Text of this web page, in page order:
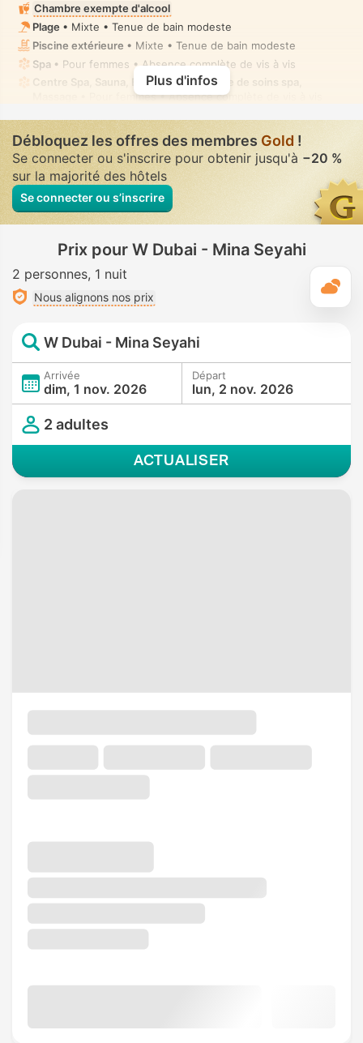
Chambre exempte d'alcool
Plage • Mixte • Tenue de bain modeste
Piscine extérieure • Mixte • Tenue de bain modeste
Spa • Pour femmes • Absence complète de vis à vis
Centre Spa, Sauna, Bain de vapeur, Salle de soins spa,
• Pour femmes • Absence complète de vis à vis
Plus d'infos
Débloquez les offres des membres Gold !
Se connecter ou s'inscrire pour obtenir jusqu'à −20 %
sur la majorité des hôtels
Se connecter ou s’inscrire
Prix pour W Dubai - Mina Seyahi
2 personnes 1 nuit
Nous alignons nos prix
W Dubai - Mina Seyahi
Arrivée
dim, 1 nov. 2026
Départ
lun, 2 nov. 2026
2 adultes
ACTUALISER